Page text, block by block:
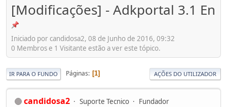
[Modificações] - Adkportal 3.1 En
Iniciado por candidosa2, 08 de Junho de 2016, 09:32
0 Membros e 1 Visitante estão a ver este tópico.
IR PARA O FUNDO Páginas 1 AÇÕES DO UTILIZADOR
candidosa2 Suporte Tecnico Fundador